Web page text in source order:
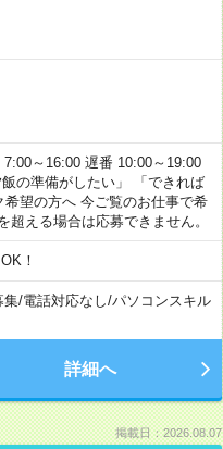
～16:00 遅番 10:00～19:00
の準備がしたい」 「できれば
望の方へ 今ご覧のお仕事で希
える場合は応募できません。
！
集/電話対応なし/パソコンスキル
詳細へ
掲載日：2026.08.07